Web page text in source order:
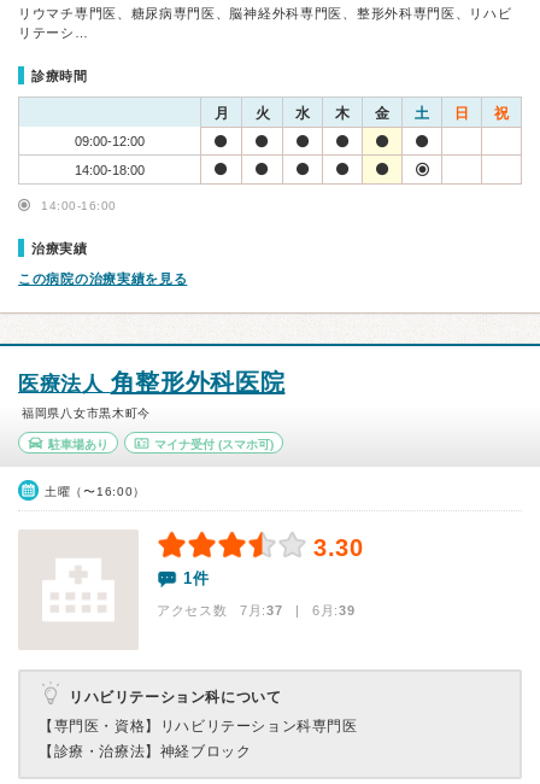
リウマチ専門医、糖尿病専門医、脳神経外科専門医、整形外科専門医、リハビ
リテーシ…
診療時間
月 火 水 木 金 土 日 祝
09:00-12:00
14:00-18:00
14:00-16:00
治療実績
この病院の治療実績を見る
医療法人 角整形外科医院
福岡県八女市黒木町今
駐車場あり マイナ受付(スマホ可)
土曜（〜16:00）
3.30
1件
アクセス数 7月:37 | 6月:39
リハビリテーション科について
【専門医・資格】
リハビリテーション科専門医
【診療・治療法】 神経ブロック